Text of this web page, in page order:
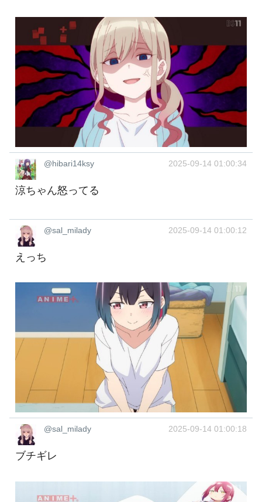
@hibari14ksy 2025-09-14 01:00:34
涼ちゃん怒ってる
@sal_milady 2025-09-14 01:00:12
えっち
@sal_milady 2025-09-14 01:00:18
ブチギレ